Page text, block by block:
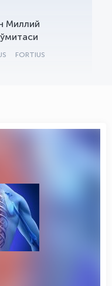
Миллий
FORTIUS